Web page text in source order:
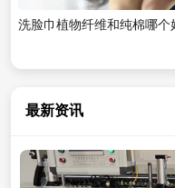
洗脸巾植物纤维和纯棉哪个
最新资讯